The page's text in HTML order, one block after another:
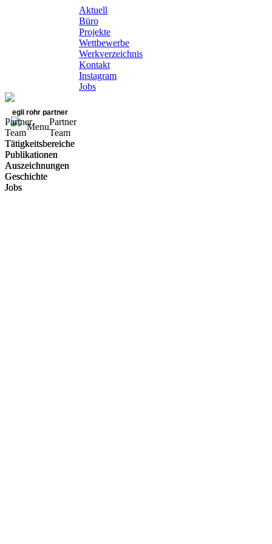
Aktuell
Büro
Projekte
Wettbewerbe
Werkverzeichnis
Kontakt
Instagram
Jobs
egli rohr partner
Menu
Partner
Team
Tätigkeitsbereiche
Publikationen
Auszeichnungen
Geschichte
Jobs
Partner
Team
Tätigkeitsbereiche
Publikationen
Auszeichnungen
Geschichte
Jobs